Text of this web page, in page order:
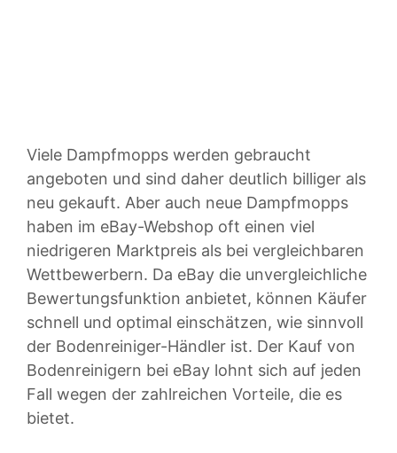
Viele Dampfmopps werden gebraucht
angeboten und sind daher deutlich billiger als
neu gekauft. Aber auch neue Dampfmopps
haben im eBay-Webshop oft einen viel
niedrigeren Marktpreis als bei vergleichbaren
Wettbewerbern. Da eBay die unvergleichliche
Bewertungsfunktion anbietet, können Käufer
schnell und optimal einschätzen, wie sinnvoll
der Bodenreiniger-Händler ist. Der Kauf von
Bodenreinigern bei eBay lohnt sich auf jeden
Fall wegen der zahlreichen Vorteile, die es
bietet.